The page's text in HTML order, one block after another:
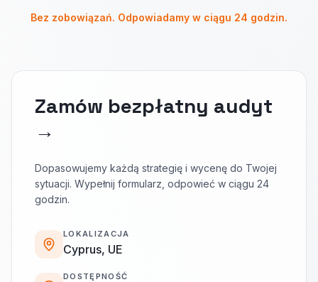
Bez zobowiązań. Odpowiadamy w ciągu 24 godzin.
Zamów bezpłatny audyt
→
Dopasowujemy każdą strategię i wycenę do Twojej
sytuacji. Wypełnij formularz, odpowieć w ciągu 24
godzin.
LOKALIZACJA
Cyprus, UE
DOSTĘPNOŚĆ